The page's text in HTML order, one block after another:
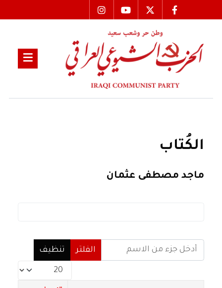
الكُتاب
ماجد مصطفى عثمان
أدخل جزء من الاسم
الفلتر
تنظيف
عدد الإظهارات: